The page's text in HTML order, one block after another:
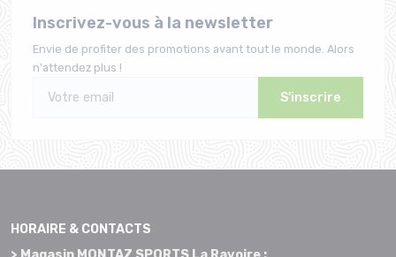
Inscrivez-vous à la newsletter
Envie de profiter des promotions avant tout le monde. Alors
n'attendez plus !
S'inscrire
HORAIRE & CONTACTS